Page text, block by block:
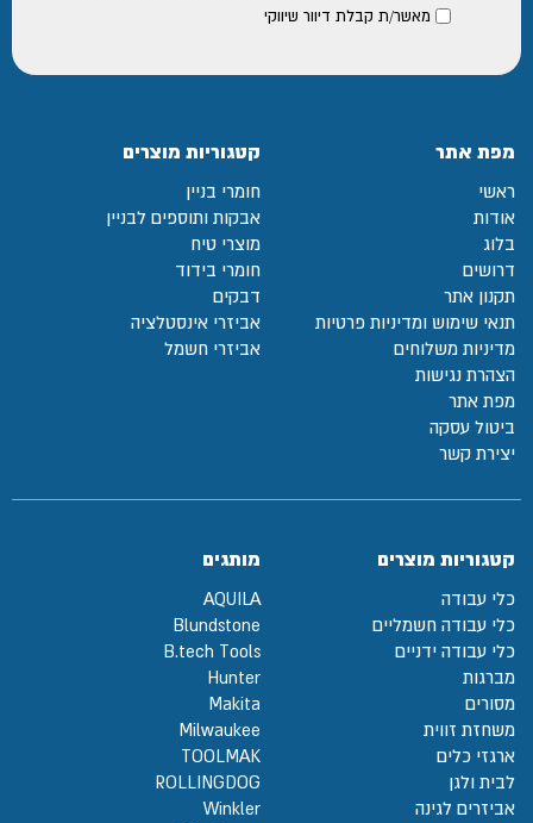
מאשר/ת קבלת דיוור שיווקי
מפת אתר
ראשי
אודות
בלוג
דרושים
תקנון אתר
תנאי שימוש ומדיניות פרטיות
מדיניות משלוחים
הצהרת נגישות
מפת אתר
ביטול עסקה
יצירת קשר
קטגוריות מוצרים
חומרי בניין
אבקות ותוספים לבניין
מוצרי טיח
חומרי בידוד
דבקים
אביזרי אינסטלציה
אביזרי חשמל
קטגוריות מוצרים
כלי עבודה
כלי עבודה חשמליים
כלי עבודה ידניים
מברגות
מסורים
משחזת זווית
ארגזי כלים
לבית ולגן
אביזרים לגינה
מותגים
AQUILA
Blundstone
B.tech Tools
Hunter
Makita
Milwaukee
TOOLMAK
ROLLINGDOG
Winkler